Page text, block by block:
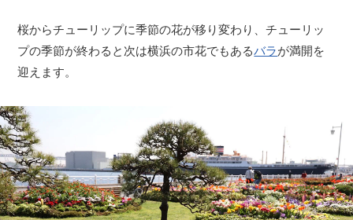
桜からチューリップに季節の花が移り変わり、チューリッ
プの季節が終わると次は横浜の市花でもあるバラが満開を
迎えます。